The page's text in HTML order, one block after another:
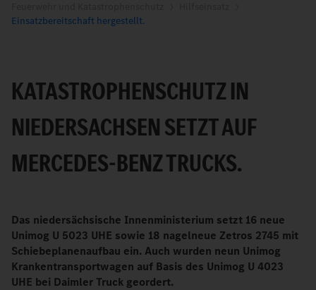
Einsatzbereitschaft hergestellt.
KATASTROPHENSCHUTZ IN
NIEDERSACHSEN SETZT AUF
MERCEDES-BENZ TRUCKS.
Das niedersächsische Innenministerium setzt 16 neue
Unimog U 5023 UHE sowie 18 nagelneue Zetros 2745 mit
Schiebeplanenaufbau ein. Auch wurden neun Unimog
Krankentransportwagen auf Basis des Unimog U 4023
UHE bei Daimler Truck geordert.